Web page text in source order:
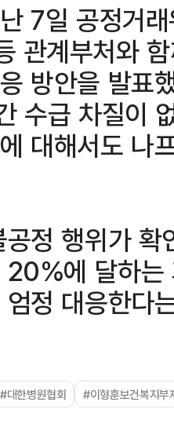
7일 공정거
관계부처와
방안을 발표
수급 차질이
대해서도 나
정 행위가
에 달하
정 대응한다
#대한병원협회 #이형훈보건복지부